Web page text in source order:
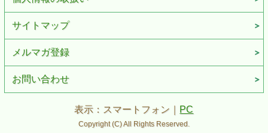
サイトマップ
メルマガ登録
お問い合わせ
表示：スマートフォン｜ PC
Copyright (C) All Rights Reserved.